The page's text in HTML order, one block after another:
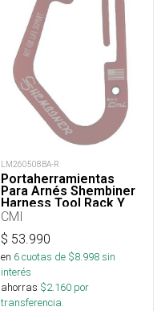
LM260508BA-R
Portaherramientas
Para Arnés Shembiner
Harness Tool Rack Y
Arborismo
CMI
$ 53.990
en 6cuotas de $8.998sin
interés
ahorras $2.160 por
transferencia.